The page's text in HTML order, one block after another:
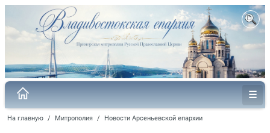
На главную / Митрополия / Новости Арсеньевской епархии